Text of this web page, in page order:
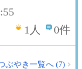
1 人 0件
ぶやき一覧へ (7)